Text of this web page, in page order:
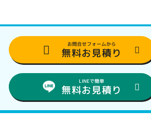
お問合せフォームから
無料お見積り
LINEで簡単
無料お見積り